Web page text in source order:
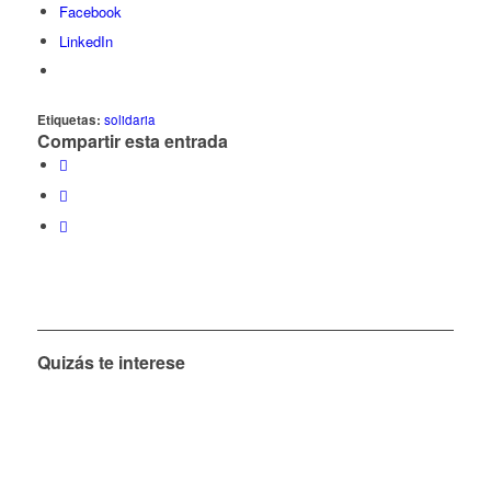
Facebook
LinkedIn
Etiquetas: solidaria
Compartir esta entrada
Quizás te interese